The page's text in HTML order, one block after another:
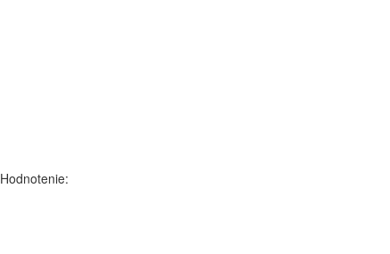
Hodnotenie: